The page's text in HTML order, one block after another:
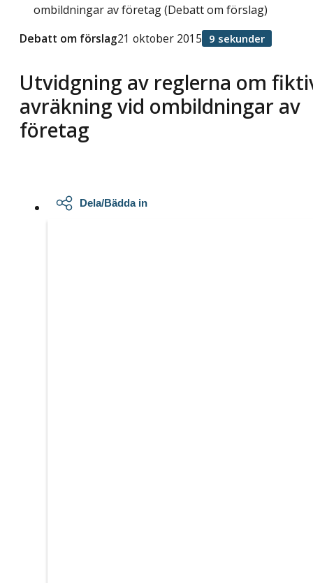
ombildningar av företag (Debatt om förslag)
Utvidgning av reglerna om
avräkning vid ombildningar av
företag
Debatt om förslag21 oktober 2015 9 sekunder
Dela/Bädda in